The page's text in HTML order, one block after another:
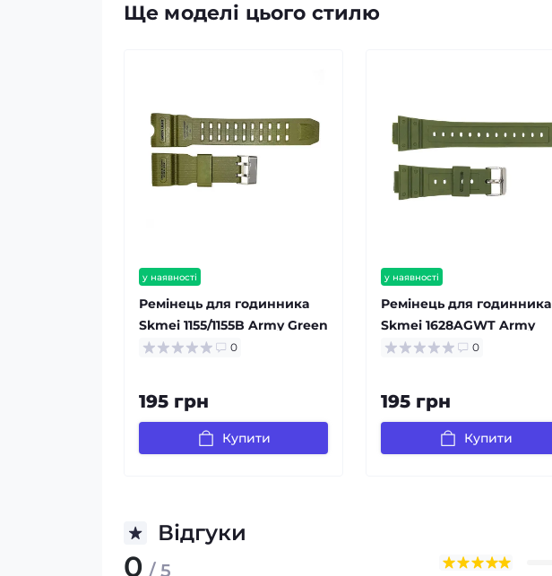
Ще моделі цього стилю
у наявності
Ремінець для годинника
Skmei 1155/1155B Army Green
0
195 грн
Купити
у наявності
Ремінець для годинника
Skmei 1628AGWT Army
Green-White 0
195 грн
Купити
Відгуки
0 / 5